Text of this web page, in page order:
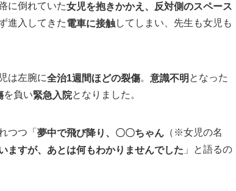
路に倒れていた女児を抱きかかえ、反対側のスペース
進入してきた電車に接触してしまい、先生も女児も
は左腕に全治1週間ほどの裂傷。 意識不明 となった
を負い緊急入院となりました。
つつ「 夢中で飛び降り、〇〇ちゃん （※女児の名
ますが、あとは何もわかりませんでした 」と語るの